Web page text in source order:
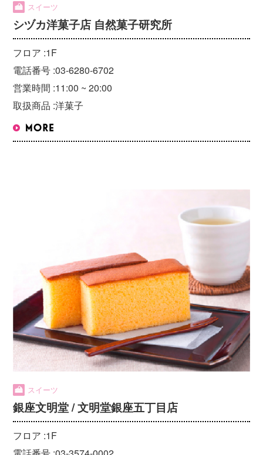
スイーツ
シヅカ洋菓子店 自然菓子研究所
フロア :1F
電話番号 :03-6280-6702
営業時間 :11:00 ~ 20:00
取扱商品 :洋菓子
スイーツ
銀座文明堂 / 文明堂銀座五丁目店
フロア :1F